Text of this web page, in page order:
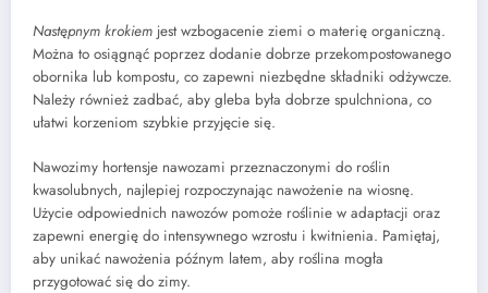
Następnym krokiem jest wzbogacenie ziemi o materię organiczną.
Można to osiągnąć poprzez dodanie dobrze przekompostowanego
obornika lub kompostu, co zapewni niezbędne składniki odżywcze.
Należy również zadbać, aby gleba była dobrze spulchniona, co
ułatwi korzeniom szybkie przyjęcie się.
Nawozimy hortensje nawozami przeznaczonymi do roślin
kwasolubnych, najlepiej rozpoczynając nawożenie na wiosnę.
Użycie odpowiednich nawozów pomoże roślinie w adaptacji oraz
zapewni energię do intensywnego wzrostu i kwitnienia. Pamiętaj,
aby unikać nawożenia późnym latem, aby roślina mogła
przygotować się do zimy.